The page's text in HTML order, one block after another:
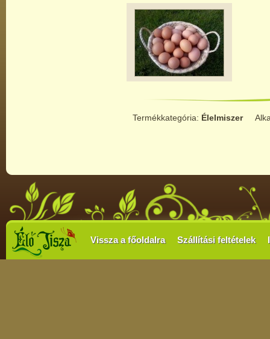
Termékkategória: Élelmiszer
Vissza a főoldalra Szállítási feltételek